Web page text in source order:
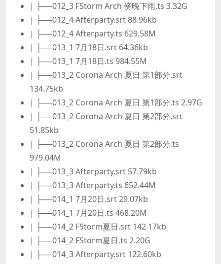
| ├──012_3 FStorm Arch 傍晚下雨.ts 3.32G
| ├──012_4 Afterparty.srt 88.96kb
| ├──012_4 Afterparty.ts 629.58M
| ├──013_1 7月18日.srt 64.36kb
| ├──013_1 7月18日.ts 984.55M
| ├──013_2 Corona Arch 夏日 第1部分.srt
134.75kb
| ├──013_2 Corona Arch 夏日 第1部分.ts 2.97G
| ├──013_2 Corona Arch 夏日 第2部分.srt
51.85kb
| ├──013_2 Corona Arch 夏日 第2部分.ts
979.04M
| ├──013_3 Afterparty.srt 57.79kb
| ├──013_3 Afterparty.ts 652.44M
| ├──014_1 7月20日.srt 29.07kb
| ├──014_1 7月20日.ts 468.20M
| ├──014_2 FStorm夏日.srt 142.17kb
| ├──014_2 FStorm夏日.ts 2.20G
| ├──014_3 Afterparty.srt 122.60kb